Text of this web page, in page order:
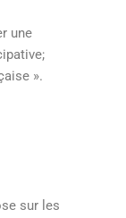
une
».
sur les